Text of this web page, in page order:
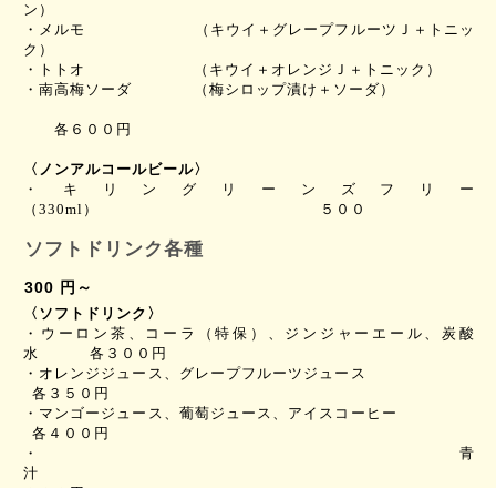
ン）
・メルモ （キウイ＋グレープフルーツＪ＋トニッ
ク）
・トトオ （キウイ＋オレンジＪ＋トニック）
・ 南高梅ソーダ （梅シロップ漬け＋ソーダ）
各６００ 円
〈ノンアルコールビール〉
・キリングリーンズフリー
（ 330ml ） ５００
ソフトドリンク各種
300 円～
〈ソフトドリンク〉
・ウーロン茶、コーラ（特保）、ジンジャーエール、炭酸
水 各３００円
・オレンジジュース、グレープフルーツジュース
各３５０ 円
・マンゴージュース、葡萄ジュース、アイスコーヒー
各４００ 円
・青
汁